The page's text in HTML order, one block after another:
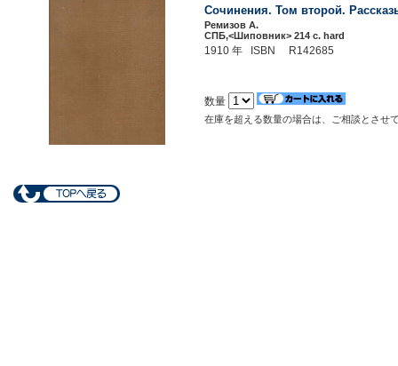
Сочинения. Том второй.
Ремизов A.
СПБ,<Шиповник> 214 c. hard
1910 年 ISBN R142685
数量
在庫を超える数量の場合は、ご相談とさせ